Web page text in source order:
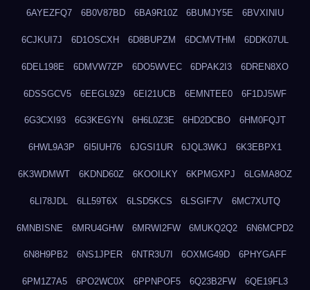
6AYEZFQ7 6B0V87BD 6BA9R10Z 6BUMJY5E 6BVXINIU
6CJKUI7J 6D1OSCXH 6D8BUPZM 6DCMVTHM 6DDK07UL
6DEL198E 6DMVW7ZP 6DO5WVEC 6DPAK2I3 6DREN8XO
6DSSGCV5 6EEGL9Z9 6EI21UCB 6EMNTEE0 6F1DJ5WF
6G3CXI93 6G3KEGYN 6H6L0Z3E 6HD2DCBO 6HM0FQJT
6HWL9A3P 6I5IUH76 6JGSI1UR 6JQL3WKJ 6K3EBPX1
6K3WDMWT 6KDND60Z 6KOOILKY 6KPMGXPJ 6LGMA8OZ
6LI78JDL 6LL59T6X 6LSD5KCS 6LSGIF7V 6MC7XUTQ
6MNBISNE 6MRU4GHW 6MRWI2FW 6MUKQ2Q2 6N6MCPD2
6N8H9PB2 6NS1JPER 6NTR3U7I 6OXMG49D 6PHYGAFF
6PM1Z7A5 6PO2WC0X 6PPNPOF5 6Q23B2FW 6QE19FL3